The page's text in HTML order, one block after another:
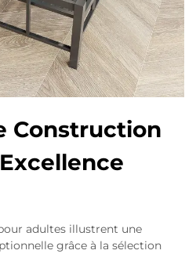
Construction
adultes illustrent une
grâce à la sélection